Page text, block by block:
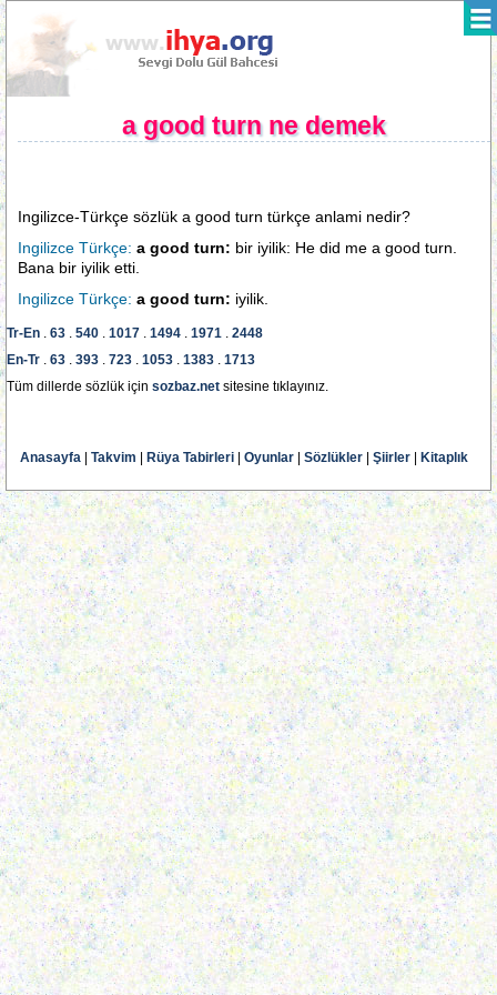
a good turn ne demek
Ingilizce-Türkçe sözlük a good turn türkçe anlami nedir?
Ingilizce Türkçe: a good turn: bir iyilik: He did me a good turn.
Bana bir iyilik etti.
Ingilizce Türkçe: a good turn: iyilik.
Tr-En . 63 . 540 . 1017 . 1494 . 1971 . 2448
En-Tr . 63 . 393 . 723 . 1053 . 1383 . 1713
Tüm dillerde sözlük için sozbaz.net sitesine tıklayınız.
Anasayfa Takvim Rüya Tabirleri Oyunlar Sözlükler Şiirler Kitaplık